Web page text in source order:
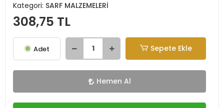
Kategori: SARF MALZEMELERİ
308,75 TL
Adet Sepete Ekle
Hemen Al